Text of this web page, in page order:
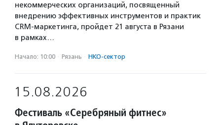
некоммерческих организаций, посвященный
внедрению эффективных инструментов и практик
CRM-маркетинга, пройдет 21 августа в Рязани
в рамках…
Начало: 10:00 · Рязань · НКО-сектор
15.08.2026
Фестиваль «Серебряный фитнес»